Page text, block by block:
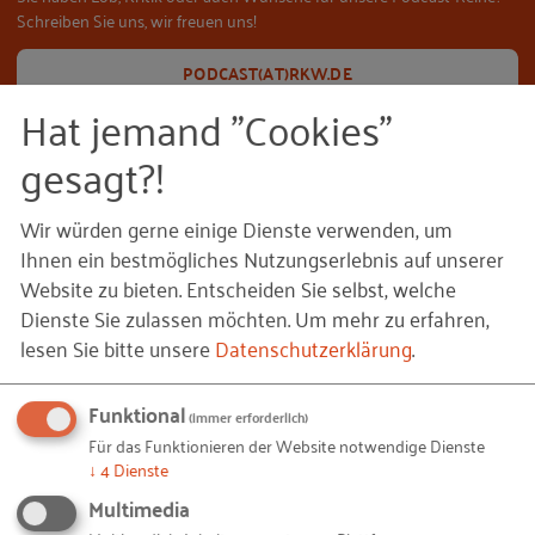
Schreiben Sie uns, wir freuen uns!
PODCAST(AT)RKW.DE
Ihnen gefällt dieser Beitrag? Teilen Sie ihn mit anderen:
Bleiben Sie auf dem Laufenden!
Mit unseren RKW Alerts bleiben Sie immer auf dem
Laufenden. Wir informieren Sie automatisch und
kostenlos, sobald es etwas Neues zum Projekt
"Krisen als Innovations- und Digitalisierungstreiber
Hat jemand "Cookies"
gesagt?!
Wir würden gerne einige Dienste verwenden, um
Ihnen ein bestmögliches Nutzungserlebnis auf unserer
Website zu bieten. Entscheiden Sie selbst, welche
Dienste Sie zulassen möchten.Um mehr zu erfahren,
lesen Sie bitte unsereDatenschutzerklärung.
Funktional(immer erforderlich)
Für das Funktionieren der Website notwendige Dienste
↓ 4Dienste
Multimedia